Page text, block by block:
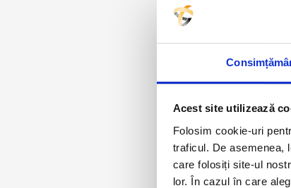
Acest site utilizează
Folosim cookie-uri
traficul. De asemenea,
care folosiți site-ul
lor. În cazul în care